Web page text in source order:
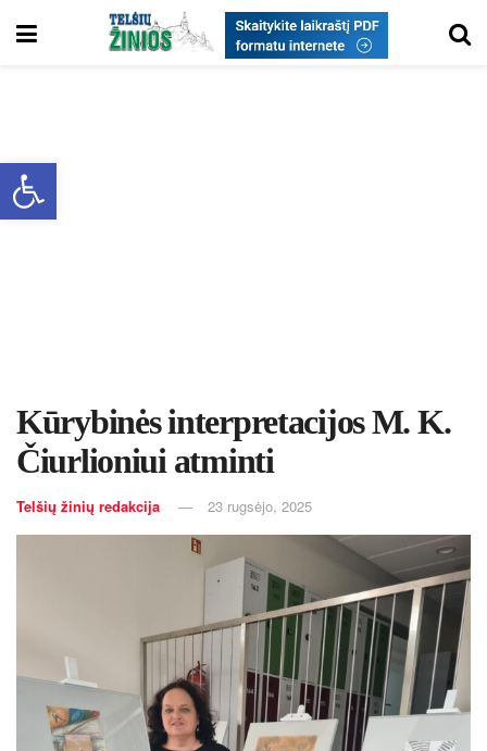
Open toolbar
Kū­ry­bi­nės in­terp­re­ta­ci­jos M. K.
Čiur­lio­niui at­min­ti
Telšių žinių redakcija 23 rugsėjo, 2025